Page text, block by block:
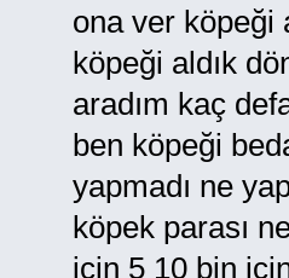
ona ver köpeği
köpeği aldık
aradım kaç
ben köpeği
yapmadı ne
köpek parası
için 5 10 bin